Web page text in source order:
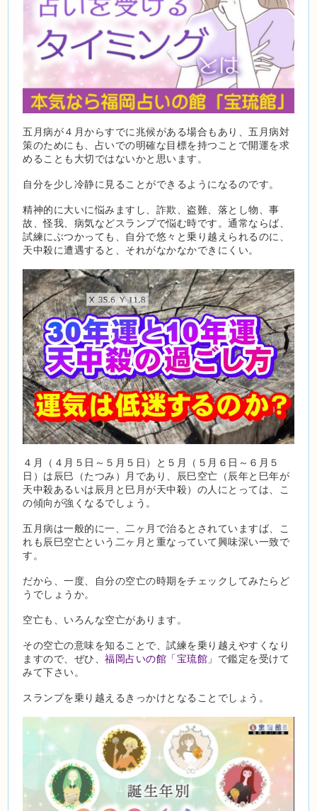
五月病が４月からすでに兆候がある場合もあり、五月病対
策のためにも、占いでの明確な目標を持つことで開運を求
めることも大切ではないかと思います。
自分を少し冷静に見ることができるようになるのです。
精神的に大いに悩みますし、詐欺、盗難、落とし物、事
故、怪我、病気などスランプで悩む時です。通常ならば、
試練にぶつかっても、自分で悠々と乗り越えられるのに、
天中殺に遭遇すると、それがなかなかできにくい。
４月（４月５日～５月５日）と５月（５月６日～６月５
日）は辰巳（たつみ）月であり、辰巳空亡（辰年と巳年が
天中殺あるいは辰月と巳月が天中殺）の人にとっては、こ
の傾向が強くなるでしょう。
五月病は一般的に一、二ヶ月で治るとされていますば、こ
れも辰巳空亡という二ヶ月と重なっていて興味深い一致で
す。
だから、一度、自分の空亡の時期をチェックしてみたらど
うでしょうか。
空亡も、いろんな空亡があります。
その空亡の意味を知ることで、試練を乗り越えやすくなり
ますので、ぜひ、福岡占いの館「宝琉館」 で鑑定を受けて
みて下さい。
スランプを乗り越えるきっかけとなることでしょう。